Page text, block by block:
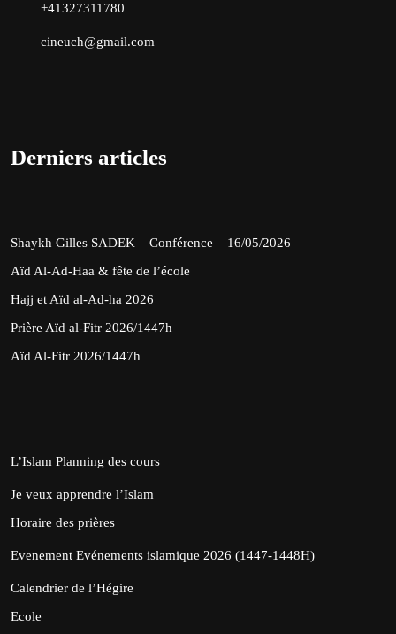
+41327311780
cineuch@gmail.com
Derniers articles
Shaykh Gilles SADEK – Conférence – 16/05/2026
Aïd Al-Ad-Haa & fête de l’école
Hajj et Aïd al-Ad-ha 2026
Prière Aïd al-Fitr 2026/1447h
Aïd Al-Fitr 2026/1447h
L’Islam Planning des cours
Je veux apprendre l’Islam
Horaire des prières
Evenement Evénements islamique 2026 (1447-1448H)
Calendrier de l’Hégire
Ecole